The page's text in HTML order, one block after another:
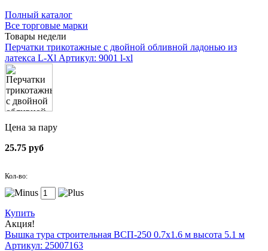
Полный каталог
Все торговые марки
Товары недели
Перчатки трикотажные с двойной обливной ладонью из
латекса L-Xl Артикул: 9001 l-xl
Цена за пару
25.75 руб
Кол-во:
Купить
Акция!
Вышка тура строительная ВСП-250 0.7х1.6 м высота 5.1 м
Артикул: 25007163